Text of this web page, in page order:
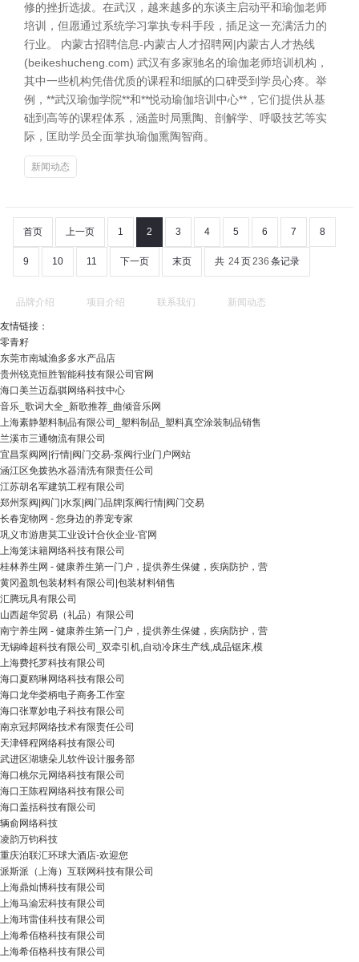
修的挫折选拔。在武汉，越来越多的东谈主启动平和瑜伽老师
培训，但愿通过系统学习掌执专科手段，插足这一充满活力的
行业。 内蒙古招聘信息-内蒙古人才招聘网|内蒙古人才热线
(beikeshucheng.com) 武汉有多家驰名的瑜伽老师培训机构，
其中一些机构凭借优质的课程和细腻的口碑受到学员心疼。举
例，**武汉瑜伽学院**和**悦动瑜伽培训中心**，它们提供从基
础到高等的课程体系，涵盖时局熏陶、剖解学、呼吸技艺等实
际，匡助学员全面掌执瑜伽熏陶智商。
新闻动态
首页 上一页 1 2 3 4 5 6 7 8
9 10 11 下一页 末页 共 24页236 条记录
品牌介绍 项目介绍 联系我们 新闻动态
友情链接：
零青籽
东莞市南城渔多多水产品店
贵州锐克恒胜智能科技有限公司官网
海口美兰迈磊骐网络科技中心
音乐_歌词大全_新歌推荐_曲倾音乐网
上海素静塑料制品有限公司_塑料制品_塑料真空涂装制品销售
兰溪市三通物流有限公司
宜昌泵阀网|行情|阀门交易-泵阀行业门户网站
涵江区免拨热水器清洗有限责任公司
江苏胡名军建筑工程有限公司
郑州泵阀|阀门|水泵|阀门品牌|泵阀行情|阀门交易
长春宠物网 - 您身边的养宠专家
巩义市游唐莫工业设计合伙企业-官网
上海笼沫籍网络科技有限公司
桂林养生网 - 健康养生第一门户，提供养生保健，疾病防护，营
黄冈盈凯包装材料有限公司|包装材料销售
汇腾玩具有限公司
山西超华贸易（礼品）有限公司
南宁养生网 - 健康养生第一门户，提供养生保健，疾病防护，营
无锡峰超科技有限公司_双牵引机,自动冷床生产线,成品锯床,模
上海费托罗科技有限公司
海口夏鸥琳网络科技有限公司
海口龙华娄柄电子商务工作室
海口张覃妙电子科技有限公司
南京冠邦网络技术有限责任公司
天津铎程网络科技有限公司
武进区湖塘朵儿软件设计服务部
海口桃尔元网络科技有限公司
海口王陈程网络科技有限公司
海口盖括科技有限公司
辆俞网络科技
凌韵万钧科技
重庆泊联汇环球大酒店-欢迎您
派斯派（上海）互联网科技有限公司
上海鼎灿博科技有限公司
上海马渝宏科技有限公司
上海玮雷佳科技有限公司
上海希佰格科技有限公司
上海希佰格科技有限公司